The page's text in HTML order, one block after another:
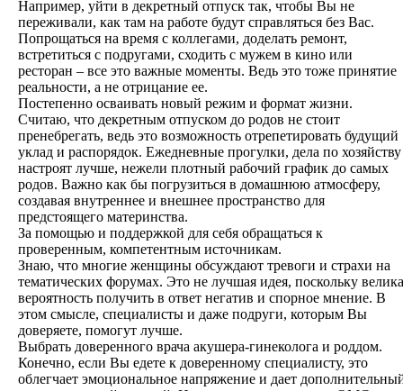
Например, уйти в декретный отпуск так, чтобы Вы не
переживали, как там на работе будут справляться без Вас.
Попрощаться на время с коллегами, доделать ремонт,
встретиться с подругами, сходить с мужем в кино или
ресторан – все это важные моменты. Ведь это тоже принятие
реальности, а не отрицание ее.
Постепенно осваивать новый режим и формат жизни.
Считаю, что декретным отпуском до родов не стоит
пренебрегать, ведь это возможность отрепетировать будущий
уклад и распорядок. Ежедневные прогулки, дела по хозяйству
настроят лучше, нежели плотный рабочий график до самых
родов. Важно как бы погрузиться в домашнюю атмосферу,
создавая внутреннее и внешнее пространство для
предстоящего материнства.
За помощью и поддержкой для себя обращаться к
проверенным, компетентным источникам.
Знаю, что многие женщины обсуждают тревоги и страхи на
тематических форумах. Это не лучшая идея, поскольку велика
вероятность получить в ответ негатив и спорное мнение. В
этом смысле, специалисты и даже подруги, которым Вы
доверяете, помогут лучше.
Выбрать доверенного врача акушера-гинеколога и роддом.
Конечно, если Вы едете к доверенному специалисту, это
облегчает эмоциональное напряжение и дает